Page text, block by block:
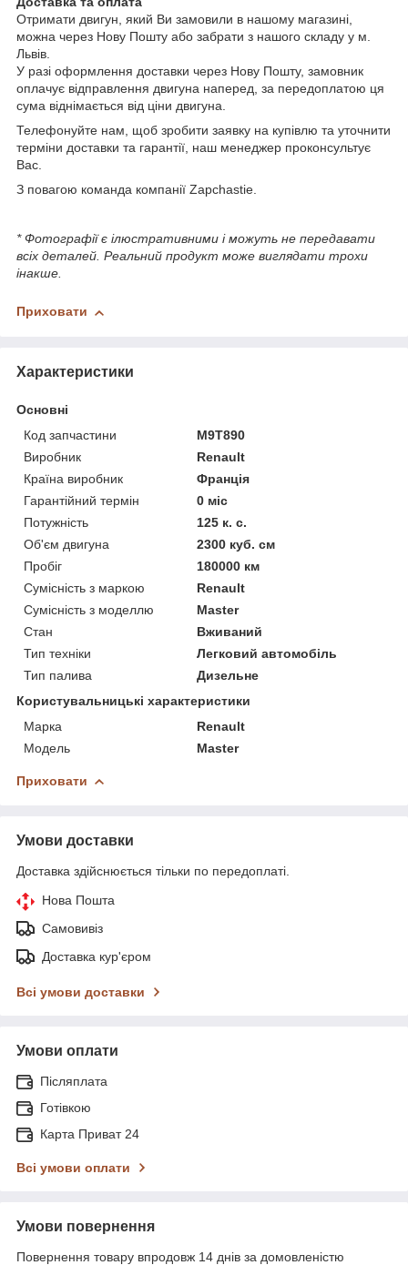
Отримати двигун, який Ви замовили в нашому магазині,
можна через Нову Пошту або забрати з нашого складу у м.
Львів.
У разі оформлення доставки через Нову Пошту, замовник
оплачує відправлення двигуна наперед, за передоплатою ця
сума віднімається від ціни двигуна.
Телефонуйте нам, щоб зробити заявку на купівлю та уточнити
терміни доставки та гарантії, наш менеджер проконсультує
Вас.
З повагою команда компанії Zapchastie.
* Фотографії є ілюстративними і можуть не передавати
всіх деталей. Реальний продукт може виглядати трохи
інакше.
Приховати
Характеристики
Основні
Код запчастини
M9T890
Виробник
Renault
Країна виробник
Франція
Гарантійний термін
0 міс
Потужність
125 к. с.
Об'єм двигуна
2300 куб. см
Пробіг
180000 км
Сумісність з маркою
Renault
Сумісність з моделлю
Master
Стан
Вживаний
Тип техніки
Легковий автомобіль
Тип палива
Дизельне
Користувальницькі характеристики
Марка
Renault
Модель
Master
Приховати
Умови доставки
Доставка здійснюється тільки по передоплаті.
Нова Пошта
Самовивіз
Доставка кур'єром
Всі умови доставки
Умови оплати
Післяплата
Готівкою
Карта Приват 24
Всі умови оплати
Умови повернення
Повернення товару впродовж 14 днів за домовленістю